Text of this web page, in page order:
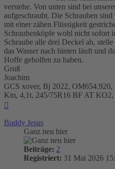
verstehe. Von unten sind bei
aufgeschraubt. Die Schrauben
mit einer zähen Flüssigkeit
Schraubenköpfe wohl nicht sofort
Schraube alle drei Deckel ab,
das Wasser nach hinten läuft und
Hoffe geholfen zu haben.
Gruß
Joachim
GCS xover, Bj 2022,
Km, 4,1t, 245/75R16 BF AT
Buddy Jesus
Ganz neu hier
Beiträge: 2
Registriert: 31 Mai 2026